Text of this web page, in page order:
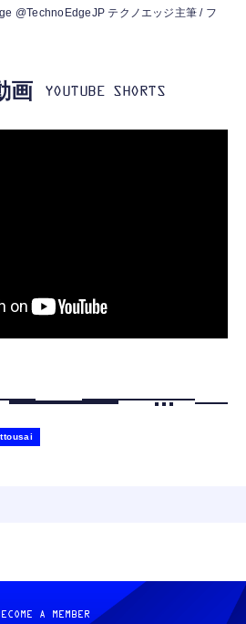
質】iphone イヤホンジャック ライ
ュニケーションロボット BAKETAN
ース付き ロペット 充電ベース付き
@TechnoEdgeJP テクノエッジ主筆 / フ
画
A MEMBER